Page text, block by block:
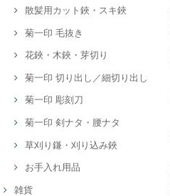
散髪用カット鋏・スキ鋏
菊一印 毛抜き
花鋏・木鋏・芽切り
菊一印 切り出し／細切り出し
菊一印 彫刻刀
菊一印 剣ナタ・腰ナタ
草刈り鎌・刈り込み鋏
お手入れ用品
雑貨